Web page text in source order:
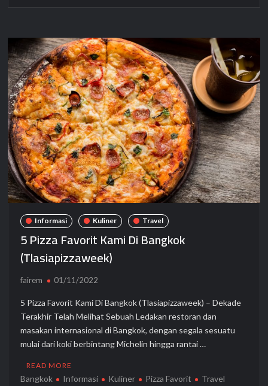
Informasi Kuliner Travel
5 Pizza Favorit Kami Di Bangkok
(Tlasiapizzaweek)
fairem 01/11/2022
5 Pizza Favorit Kami Di Bangkok (Tlasiapizzaweek) – Dekade
Terakhir Telah Melihat Sebuah Ledakan restoran dan
masakan internasional di Bangkok, dengan segala sesuatu
mulai dari koki berbintang Michelin hingga rantai …
READ MORE
Bangkok Informasi Kuliner Pizza Favorit Travel